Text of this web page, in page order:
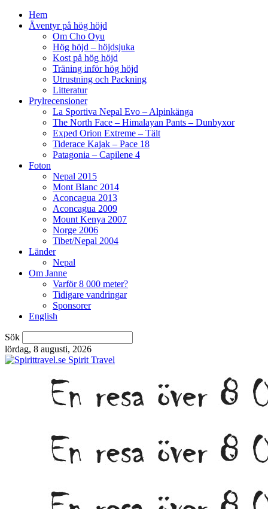
Hem
Äventyr på hög höjd
Om Cho Oyu
Hög höjd – höjdsjuka
Kost på hög höjd
Träning inför hög höjd
Utrustning och Packning
Litteratur
Prylrecensioner
La Sportiva Nepal Evo – Alpinkänga
The North Face – Himalayan Pants – Dunbyxor
Exped Orion Extreme – Tält
Tiderace Kajak – Pace 18
Patagonia – Capilene 4
Foton
Nepal 2015
Mont Blanc 2014
Aconcagua 2013
Aconcagua 2009
Mount Kenya 2007
Norge 2006
Tibet/Nepal 2004
Länder
Nepal
Om Janne
Varför 8 000 meter?
Tidigare vandringar
Sponsorer
English
Sök
lördag, 8 augusti, 2026
Spirit Travel